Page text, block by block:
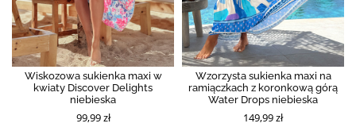
Wiskozowa sukienka maxi w
kwiaty Discover Delights
niebieska
99,99 zł
Wzorzysta sukienka maxi na
ramiączkach z koronkową górą
Water Drops niebieska
149,99 zł